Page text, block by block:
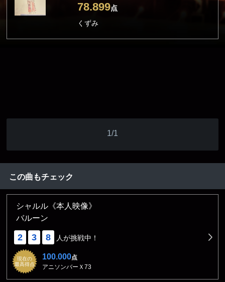
78.899点
くずみ
1/1
この曲もチェック
シャルル《本人映像》
バルーン
2 3 8 人が挑戦中！
現在の
最高得点
100.000点
アニソンバーＸ73